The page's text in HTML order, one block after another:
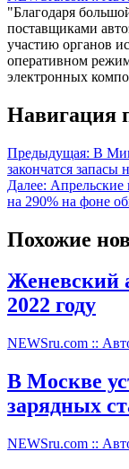
"Благодаря
поставщиками
участию органов
оперативном
электронных
Навигация
Предыдущая: В
закончатся запасы
Далее: Апрельские
на 290% на фоне
Похожие
Женевский
2022 году
NEWSru.com ::
В Москве
зарядных
NEWSru.com ::